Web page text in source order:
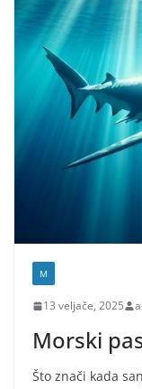
M
13 veljače, 2025
Morski
Što znači kada